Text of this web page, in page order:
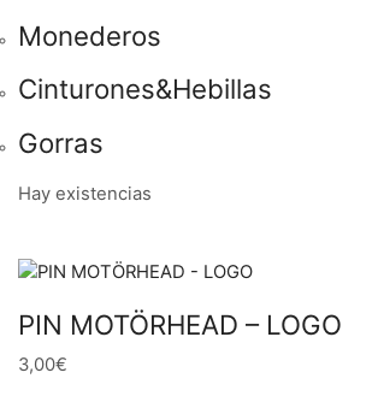
Monederos
Cinturones&Hebillas
Gorras
Hay existencias
PIN MOTÖRHEAD – LOGO
3,00€